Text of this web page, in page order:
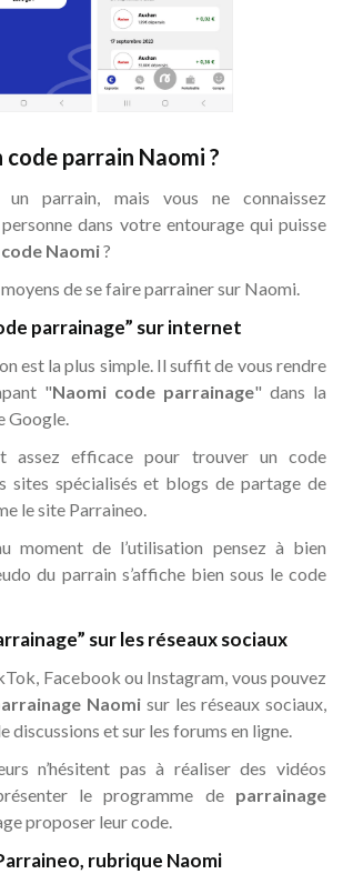
parrain Naomi ?
un parrain, mais vous ne connaissez
dans votre entourage qui puisse
code Naomi?
de se faire parrainer sur Naomi.
parrainage” sur internet
est la plus simple. Il suffit de vous rendre
"Naomi code parrainage" dans la
Google.
assez efficace pour trouver un code
sites spécialisés et blogs de partage de
le site Parraineo.
moment de l’utilisation pensez à bien
du parrain s’affiche bien sous le code
sur les réseaux sociaux
Facebook ou Instagram, vous pouvez
Naomi sur les réseaux sociaux,
discussions et sur les forums en ligne.
n’hésitent pas à réaliser des vidéos
le programme de parrainage
proposer leur code.
rubrique Naomi